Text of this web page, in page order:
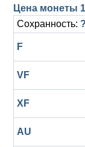
Цена монеты
Сохранность: ?
F
VF
XF
AU